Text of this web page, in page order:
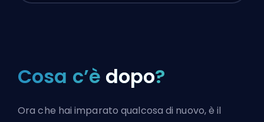
Cosa c’è dopo?
Ora che hai imparato qualcosa di nuovo, è il